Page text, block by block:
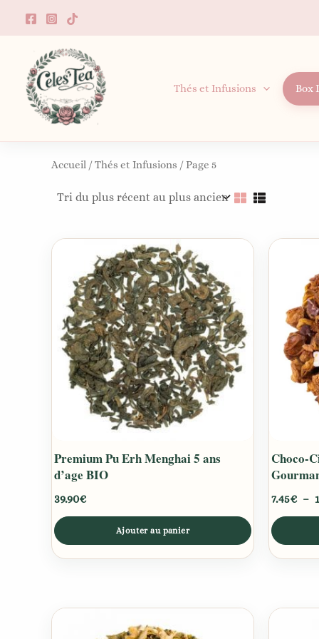
Thés et Infusions Box
Accueil / Thés et Infusions / Page 5
Premium Pu Erh Menghai 5 ans
d’age BIO
39.90€
Ajouter au panier
Choco-
7.45€ –
Ce
plusieurs
Les
options
peuvent
page
du
produit
de
Ce
Ce